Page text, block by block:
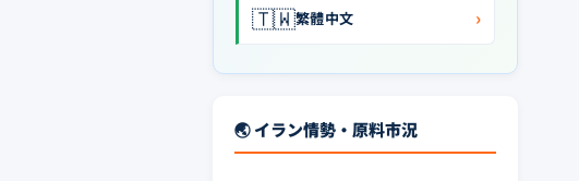
🇹🇼繁體中文 ›
🌏 イラン情勢・原料市況